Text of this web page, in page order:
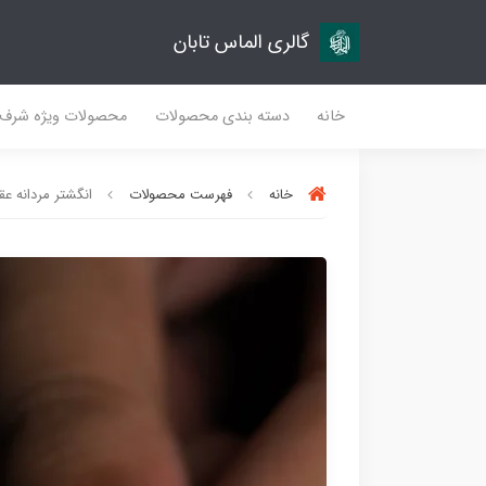
گالری الماس تابان
خانه دسته بندی محصولات محصولات ویژه
خانه فهرست محصولات انگشتر مردانه